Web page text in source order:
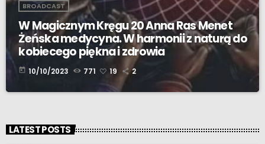
BROADCAST
W Magicznym Kręgu 20 Anna Ras Menet
Żeńska medycyna. W harmonii z naturą do
kobiecego piękna i zdrowia
today 10/10/2023 771 19 2
LATEST POSTS